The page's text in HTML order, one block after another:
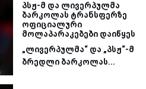
პსჟ-მ და ლივერპულმა
ბარკოლას ტრანსფერზე
ოფიციალური
მოლაპარაკებები დაიწყეს
„ლივერპულმა“ და „პსჟ“-მ
ბრედლი ბარკოლას...